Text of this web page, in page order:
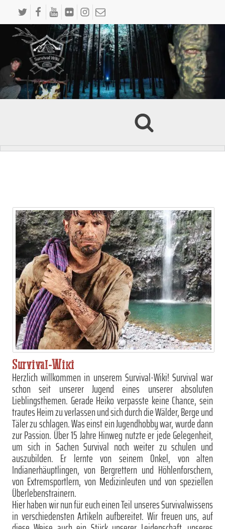
Survival-Wiki
Herzlich willkommen in unserem Survival-Wiki! Survival war
schon seit unserer Jugend eines unserer absoluten
Lieblingsthemen. Gerade Heiko verpasste keine Chance, sein
trautes Heim zu verlassen und sich durch die Wälder, Berge und
Täler zu schlagen. Was einst ein Jugendhobby war, wurde dann
zur Passion. Über 15 Jahre Hinweg nutzte er jede Gelegenheit,
um sich in Sachen Survival noch weiter zu schulen und
auszubilden. Er lernte von seinem Onkel, von alten
Indianerhäuptlingen, von Bergrettern und Höhlenforschern,
von Extremsportlern, von Medizinleuten und von speziellen
Überlebenstrainern.
Hier haben wir nun für euch einen Teil unseres Survivalwissens
in verschiedensten Artikeln aufbereitet. Wir freuen uns, auf